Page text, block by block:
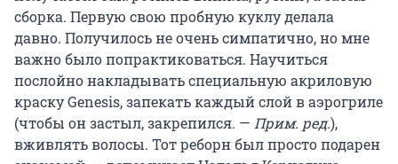
сборка. Первую свою пробную куклу делала
давно. Получилось не очень симпатично, но мне
важно было попрактиковаться. Научиться
послойно накладывать специальную акриловую
краску Genesis, запекать каждый слой в аэрогриле
(чтобы он застыл, закрепился. — Прим. ред.),
вживлять волосы. Тот реборн был просто подарен